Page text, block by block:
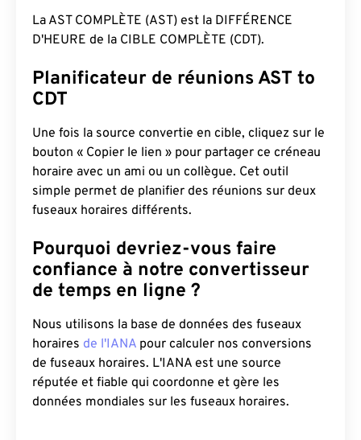
La AST COMPLÈTE (AST) est la DIFFÉRENCE
D'HEURE de la CIBLE COMPLÈTE (CDT).
Planificateur de réunions AST to
CDT
Une fois la source convertie en cible, cliquez sur le
bouton « Copier le lien » pour partager ce créneau
horaire avec un ami ou un collègue. Cet outil
simple permet de planifier des réunions sur deux
fuseaux horaires différents.
Pourquoi devriez-vous faire
confiance à notre convertisseur
de temps en ligne ?
Nous utilisons la base de données des fuseaux
horaires de l'IANA pour calculer nos conversions
de fuseaux horaires. L'IANA est une source
réputée et fiable qui coordonne et gère les
données mondiales sur les fuseaux horaires.